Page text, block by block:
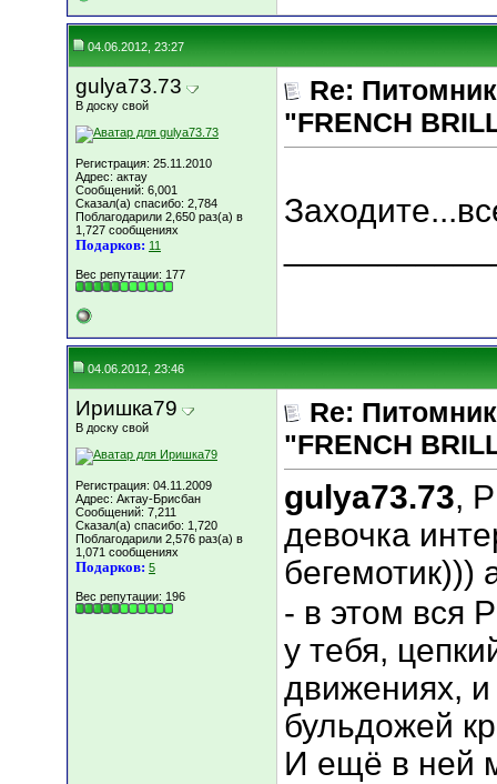
04.06.2012, 23:27
gulya73.73
В доску свой
Регистрация: 25.11.2010
Адрес: актау
Сообщений: 6,001
Сказал(а) спасибо: 2,784
Поблагодарили 2,650 раз(а) в
1,727 сообщениях
Подарков: 11
Вес репутации: 177
Re:
"FRENCH
04.06.2012, 23:46
Иришка79
В доску свой
Регистрация: 04.11.2009
Адрес: Актау-Брисбан
Сообщений: 7,211
Сказал(а) спасибо: 1,720
Поблагодарили 2,576 раз(а) в
1,071 сообщениях
Подарков: 5
Вес репутации: 196
Re:
"FRENCH
gulya73.73,
девочка
бегемотик)))
- в этом вся
у тебя,
движениях, и
бульдожей
И ещё в ней